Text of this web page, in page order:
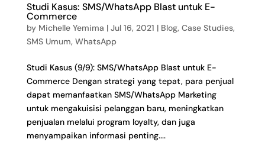
Studi Kasus: SMS/WhatsApp Blast untuk E-
Commerce
by Michelle Yemima | Jul 16, 2021 | Blog, Case Studies,
SMS Umum, WhatsApp
Studi Kasus (9/9): SMS/WhatsApp Blast untuk E-
Commerce Dengan strategi yang tepat, para penjual
dapat memanfaatkan SMS/WhatsApp Marketing
untuk mengakuisisi pelanggan baru, meningkatkan
penjualan melalui program loyalty, dan juga
menyampaikan informasi penting....